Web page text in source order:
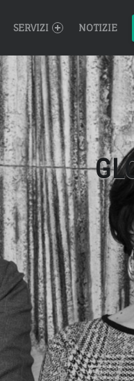
SERVIZI NOTIZIE